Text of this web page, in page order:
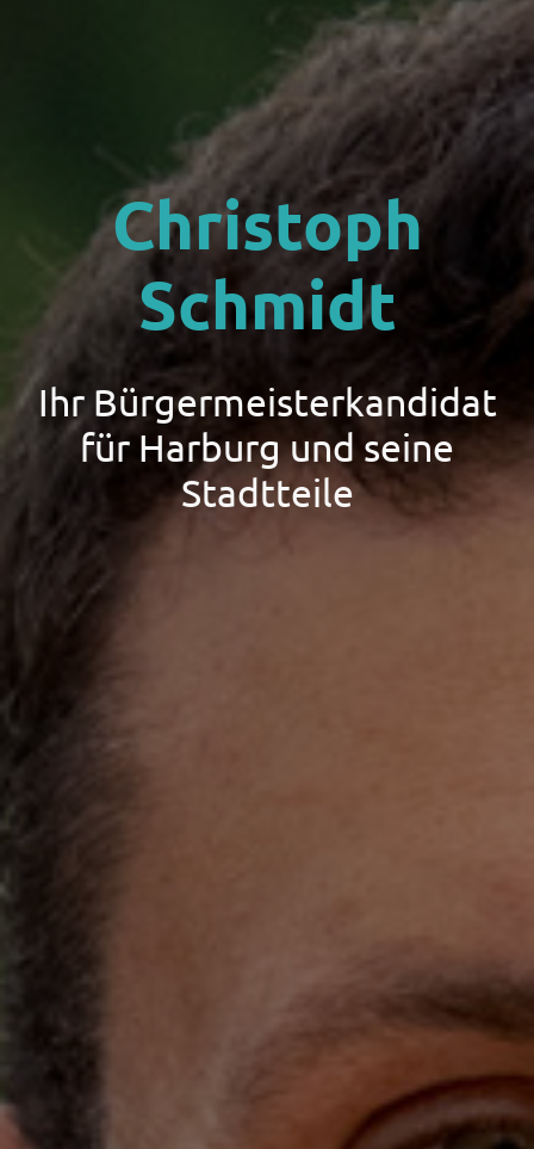
Christoph
Schmidt
Ihr Bürgermeisterkandidat
für Harburg und seine
Stadtteile